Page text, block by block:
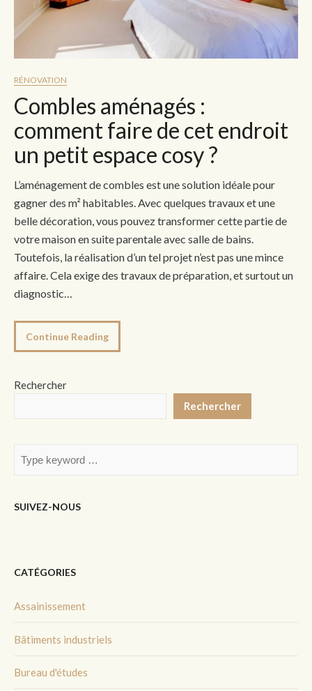
RÉNOVATION
Combles aménagés :
comment faire de cet endroit
un petit espace cosy ?
L’aménagement de combles est une solution idéale pour
gagner des m² habitables. Avec quelques travaux et une
belle décoration, vous pouvez transformer cette partie de
votre maison en suite parentale avec salle de bains.
Toutefois, la réalisation d’un tel projet n’est pas une mince
affaire. Cela exige des travaux de préparation, et surtout un
diagnostic…
Continue Reading
Rechercher
Rechercher
SUIVEZ-NOUS
CATÉGORIES
Assainissement
Bâtiments industriels
Bureau d'études